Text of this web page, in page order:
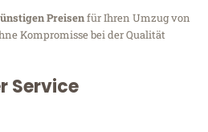
Preisenfür Ihren Umzug von
Kompromisse bei der Qualität
Service